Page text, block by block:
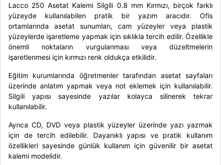
Lacco 250 Asetat Kalemi Silgili 0.8 mm Kırmızı, birçok farklı
yüzeyde kullanılabilen pratik bir yazım aracıdır. Ofis
ortamlarında asetat sunumları, cam yüzeyler veya plastik
yüzeylerde işaretleme yapmak için sıklıkla tercih edilir. Özellikle
önemli noktaların vurgulanması veya düzeltmelerin
işaretlenmesi için kırmızı renk oldukça etkilidir.
Eğitim kurumlarında öğretmenler tarafından asetat sayfaları
üzerinde anlatım yapmak veya not eklemek için kullanılabilir.
Silgili yapısı sayesinde yazılar kolayca silinerek tekrar
kullanılabilir.
Ayrıca CD, DVD veya plastik yüzeyler üzerinde yazı yazmak
için de tercih edilebilir. Dayanıklı yapısı ve pratik kullanım
özellikleri sayesinde günlük kullanım için güvenilir bir asetat
kalemi modelidir.